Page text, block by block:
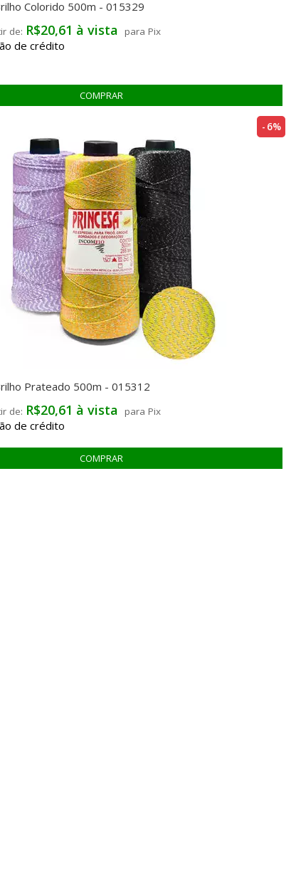
Colorido 500m - 015329
R$20,61 à vista para Pix
Prateado 500m - 015312
R$20,61 à vista para Pix
6%